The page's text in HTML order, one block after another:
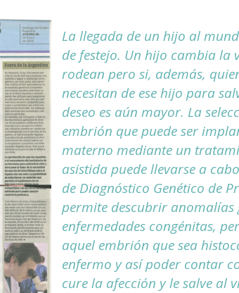
La llegada de un hijo al
de festejo. Un hijo cambia la
rodean pero si, además,
necesitan de ese hijo para
deseo es aún mayor. La
embrión que puede ser
materno mediante un
asistida puede llevarse a
de Diagnóstico Genético de
permite descubrir anomalías
enfermedades congénitas,
aquel embrión que sea
enfermo y así poder contar
cure la afección y le salve al